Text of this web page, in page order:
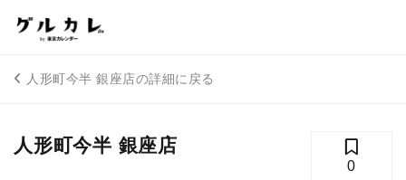
人形町今半 銀座店の詳細に戻る
人形町今半 銀座店
0